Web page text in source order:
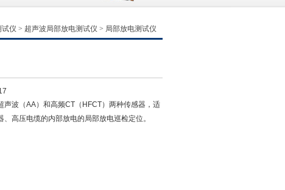
试仪 > 超声波局部放电测试仪 > 局部放电测试仪
声波（AA）和高频CT（HFCT）两种传感器，适
、高压电缆的内部放电的局部放电巡检定位。